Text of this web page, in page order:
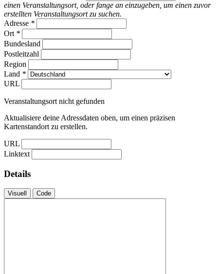
einen Veranstaltungsort, oder fange an einzugeben, um einen zuvor
erstellten Veranstaltungsort zu suchen.
Adresse *
Ort *
Bundesland
Postleitzahl
Region
Land *
URL
Veranstaltungsort nicht gefunden
Aktualisiere deine Adressdaten oben, um einen präzisen
Kartenstandort zu erstellen.
URL
Linktext
Details
Visuell Code